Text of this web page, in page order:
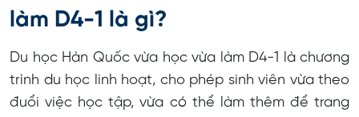
làm D4-1 là gì?
Du học Hàn Quốc vừa học vừa làm D4-1 là chương
trình du học linh hoạt, cho phép sinh viên vừa theo
đuổi việc học tập, vừa có thể làm thêm để trang